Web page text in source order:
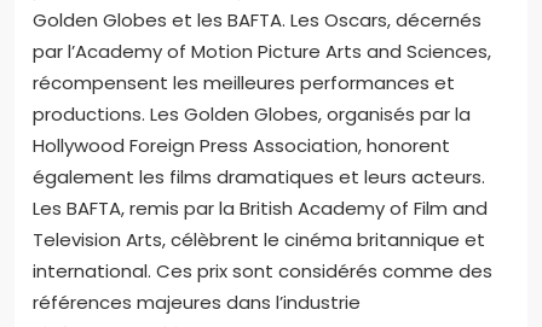
Quelles sont les principales
récompenses
cinématographiques pour les
films dramatiques?
Les principales récompenses cinématographiques
pour les films dramatiques incluent les Oscars, les
Golden Globes et les BAFTA. Les Oscars, décernés
par l’Academy of Motion Picture Arts and Sciences,
récompensent les meilleures performances et